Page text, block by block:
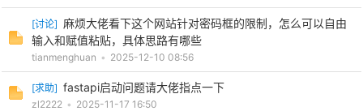
[讨论] 麻烦大佬看下这个网站针对密码框的限制，怎么可以自由
输入和赋值粘贴，具体思路有哪些
tianmenghuan • 2025-12-10 08:56
[求助] fastapi启动问题请大佬指点一下
zl2222 • 2025-11-17 16:50